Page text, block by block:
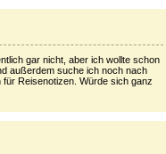
gar nicht, aber ich wollte schon
außerdem suche ich noch nach
Reisenotizen. Würde sich ganz